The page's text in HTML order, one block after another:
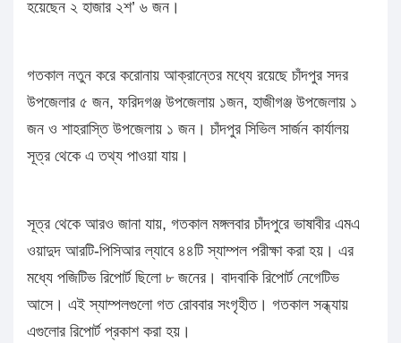
হয়েছেন ২ হাজার ২শ’ ৬ জন।
গতকাল নতুন করে করোনায় আক্রান্তের মধ্যে রয়েছে চাঁদপুর সদর
উপজেলার ৫ জন, ফরিদগঞ্জ উপজেলায় ১জন, হাজীগঞ্জ উপজেলায় ১
জন ও শাহরাস্তি উপজেলায় ১ জন। চাঁদপুর সিভিল সার্জন কার্যালয়
সূত্র থেকে এ তথ্য পাওয়া যায়।
সূত্র থেকে আরও জানা যায়, গতকাল মঙ্গলবার চাঁদপুরে ভাষাবীর এমএ
ওয়াদুদ আরটি-পিসিআর ল্যাবে ৪৪টি স্যাম্পল পরীক্ষা করা হয়। এর
মধ্যে পজিটিভ রিপোর্ট ছিলো ৮ জনের। বাদবাকি রিপোর্ট নেগেটিভ
আসে। এই স্যাম্পলগুলো গত রোববার সংগৃহীত। গতকাল সন্ধ্যায়
এগুলোর রিপোর্ট প্রকাশ করা হয়।